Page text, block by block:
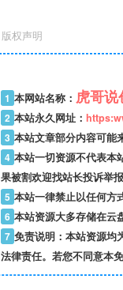
版权声明
1 本网站名称： 虎哥说
2 本站永久网址：
3 本站文章部分内容可能
4 本站一切资源不代表本
果被割欢迎找站长投诉举
5 本站一律禁止以任何方
6 本站资源大多存储在云
7 免责说明：本站资源均
法律责任。若您不同意本